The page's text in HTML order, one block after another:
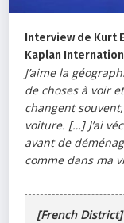
Interview de Kurt
Kaplan
J’aime la
de choses à voir
changent
voiture. […] J’ai
avant de
comme dans ma
[French